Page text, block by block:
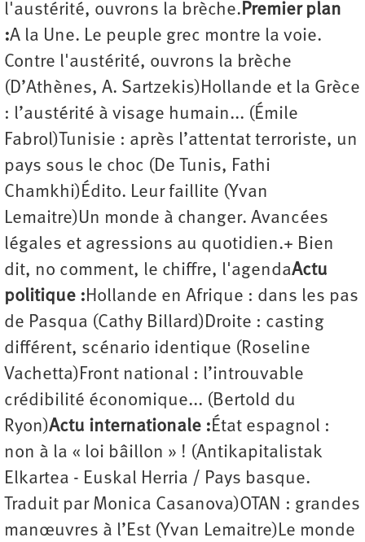
l'austérité, ouvrons la brèche.Premier plan
:A la Une. Le peuple grec montre la voie.
Contre l'austérité, ouvrons la brèche
(D’Athènes, A. Sartzekis)Hollande et la Grèce
: l’austérité à visage humain... (Émile
Fabrol)Tunisie : après l’attentat terroriste, un
pays sous le choc (De Tunis, Fathi
Chamkhi)Édito. Leur faillite (Yvan
Lemaitre)Un monde à changer. Avancées
légales et agressions au quotidien.+ Bien
dit, no comment, le chiffre, l'agendaActu
politique :Hollande en Afrique : dans les pas
de Pasqua (Cathy Billard)Droite : casting
différent, scénario identique (Roseline
Vachetta)Front national : l’introuvable
crédibilité économique... (Bertold du
Ryon)Actu internationale :État espagnol :
non à la « loi bâillon » ! (Antikapitalistak
Elkartea - Euskal Herria / Pays basque.
Traduit par Monica Casanova)OTAN : grandes
manœuvres à l’Est (Yvan Lemaitre)Le monde